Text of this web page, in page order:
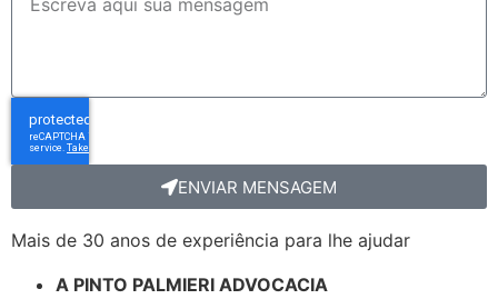
ENVIAR MENSAGEM
Mais de 30 anos de experiência para lhe ajudar
A PINTO PALMIERI ADVOCACIA